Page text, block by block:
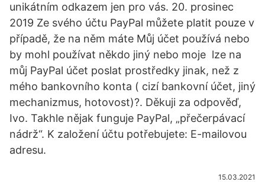
unikátním odkazem jen pro vás. 20. prosinec
2019 Ze svého účtu PayPal můžete platit pouze v
případě, že na něm máte Můj účet používá nebo
by mohl používat někdo jiný nebo moje lze na
můj PayPal účet poslat prostředky jinak, než z
mého bankovního konta ( cizí bankovní účet, jiný
mechanizmus, hotovost)?. Děkuji za odpověď,
Ivo. Takhle nějak funguje PayPal, „přečerpávací
nádrž“. K založení účtu potřebujete: E-mailovou
adresu.
15.03.2021